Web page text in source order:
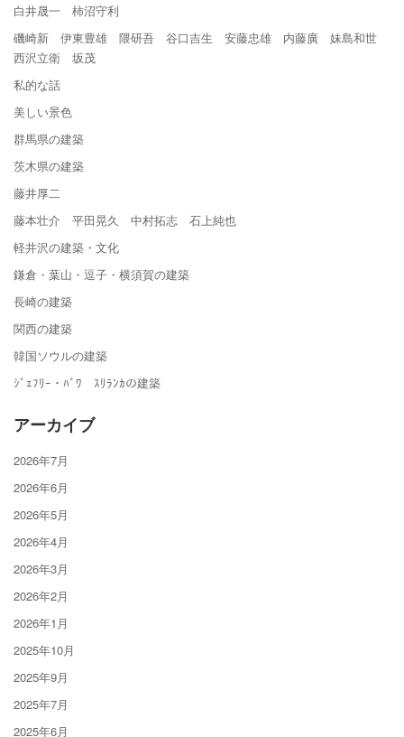
白井晟一 柿沼守利
磯崎新 伊東豊雄 隈研吾 谷口吉生 安藤忠雄 内藤廣 妹島和世
西沢立衛 坂茂
私的な話
美しい景色
群馬県の建築
茨木県の建築
藤井厚二
藤本壮介 平田晃久 中村拓志 石上純也
軽井沢の建築・文化
鎌倉・葉山・逗子・横須賀の建築
長崎の建築
関西の建築
韓国ソウルの建築
ｼﾞｪﾌﾘｰ・ﾊﾞﾜ ｽﾘﾗﾝｶの建築
アーカイブ
2026年7月
2026年6月
2026年5月
2026年4月
2026年3月
2026年2月
2026年1月
2025年10月
2025年9月
2025年7月
2025年6月